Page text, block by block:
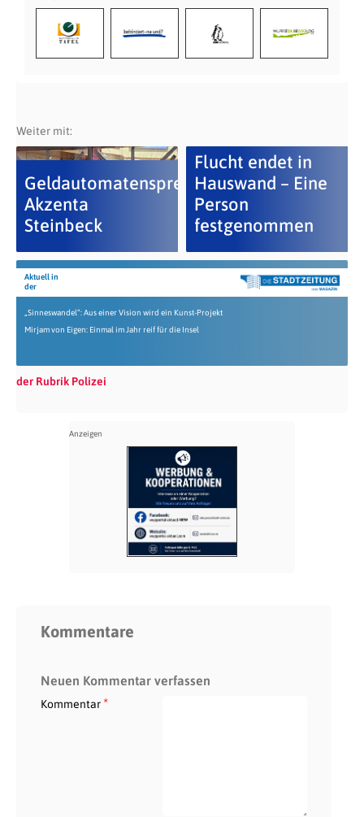
Weiter mit:
Geldautomatensprengung
Akzenta
Steinbeck
Flucht endet in
Hauswand – Eine
Person
festgenommen
Aktuell in
der
„Sinneswandel“: Aus einer Vision wird ein Kunst-Projekt
Mirjam von Eigen: Einmal im Jahr reif für die Insel
der Rubrik Polizei
Kommentare
Neuen Kommentar verfassen
Kommentar*